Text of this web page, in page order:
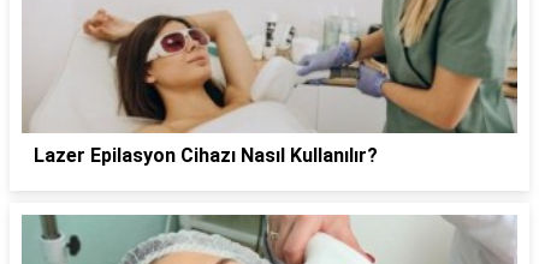
Lazer Epilasyon Cihazı Nasıl Kullanılır?